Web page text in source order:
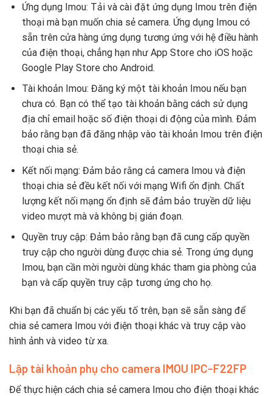
Ứng dụng Imou: Tải và cài đặt ứng dụng Imou trên điện
thoại mà bạn muốn chia sẻ camera. Ứng dụng Imou có
sẵn trên cửa hàng ứng dụng tương ứng với hệ điều hành
của điện thoại, chẳng hạn như App Store cho iOS hoặc
Google Play Store cho Android.
Tài khoản Imou: Đăng ký một tài khoản Imou nếu bạn
chưa có. Bạn có thể tạo tài khoản bằng cách sử dụng
địa chỉ email hoặc số điện thoại di động của mình. Đảm
bảo rằng bạn đã đăng nhập vào tài khoản Imou trên điện
thoại chia sẻ.
Kết nối mạng: Đảm bảo rằng cả camera Imou và điện
thoại chia sẻ đều kết nối với mạng Wifi ổn định. Chất
lượng kết nối mạng ổn định sẽ đảm bảo truyền dữ liệu
video mượt mà và không bị gián đoạn.
Quyền truy cập: Đảm bảo rằng bạn đã cung cấp quyền
truy cập cho người dùng được chia sẻ. Trong ứng dụng
Imou, bạn cần mời người dùng khác tham gia phòng của
bạn và cấp quyền truy cập tương ứng cho họ.
Khi bạn đã chuẩn bị các yếu tố trên, bạn sẽ sẵn sàng để
chia sẻ camera Imou với điện thoại khác và truy cập vào
hình ảnh và video từ xa.
Lập tài khoản phụ cho camera IMOU IPC-F22FP
Để thực hiện cách chia sẻ camera Imou cho điện thoại khác